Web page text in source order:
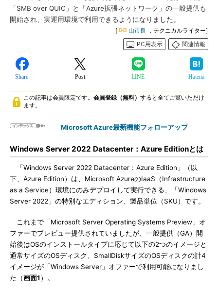
「SMB over QUIC」と「Azure拡張ネットワーク」の一般提供も
開始され、実運用環境で利用できるようになりました。
[ 山市良
，テクニカルライター]
PC用表示
関連情報
Share Post LINE Hatena
この記事は会員限定です。 会員登録（無料） すると全てご覧いただけ
ます。
Microsoft Azure最新機能フォローアップ
Windows Server 2022 Datacenter：Azure Editionとは
「Windows Server 2022 Datacenter：Azure Edition」（以
下、Azure Edition）は、Microsoft AzureのIaaS（Infrastructure
as a Service）環境にのみデプロイして実行できる、「Windows
Server 2022」の特別なエディション、製品単位（SKU）です。
これまで「Microsoft Server Operating Systems Preview」オ
ファーでプレビュー提供されていましたが、一般提供（GA）開
始後はOSのインストールタイプに応じて以下の2つのイメージと
通常サイズのOSディスク、SmallDiskサイズのOSディスクの計4
イメージが「Windows Server」オファーで利用可能になりまし
た（画面1 ）。